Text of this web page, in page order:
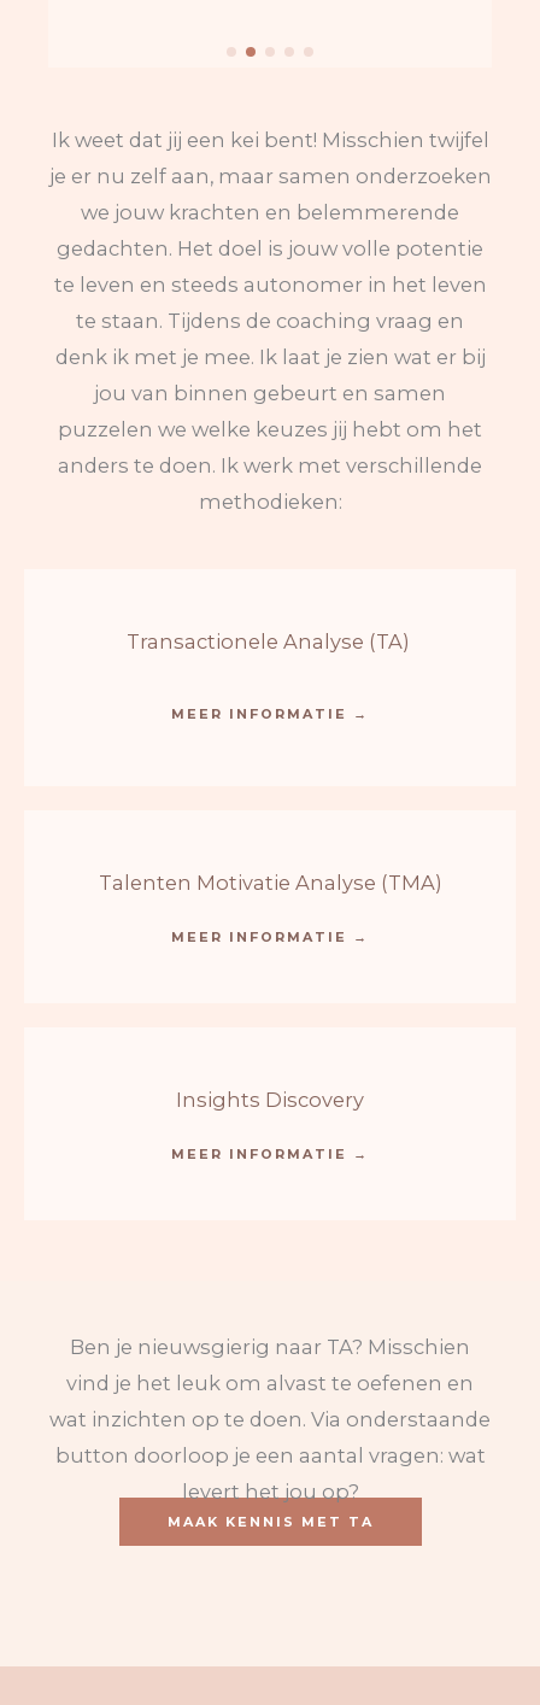
Ik weet dat jij een kei bent! Misschien twijfel
je er nu zelf aan, maar samen onderzoeken
we jouw krachten en belemmerende
gedachten. Het doel is jouw volle potentie
te leven en steeds autonomer in het leven
te staan. Tijdens de coaching vraag en
denk ik met je mee. Ik laat je zien wat er bij
jou van binnen gebeurt en samen
puzzelen we welke keuzes jij hebt om het
anders te doen. Ik werk met verschillende
methodieken:
Transactionele Analyse (TA)
MEER INFORMATIE →
Talenten Motivatie Analyse (TMA)
MEER INFORMATIE →
Insights Discovery
MEER INFORMATIE →
Ben je nieuwsgierig naar TA? Misschien
vind je het leuk om alvast te oefenen en
wat inzichten op te doen. Via onderstaande
button doorloop je een aantal vragen: wat
levert het jou op?
MAAK KENNIS MET TA